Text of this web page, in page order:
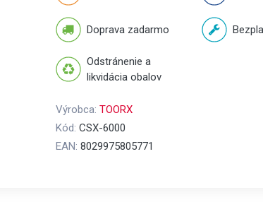
Doprava zadarmo
Odstránenie a
likvidácia obalov
Výrobca: TOORX
Kód: CSX-6000
EAN: 8029975805771